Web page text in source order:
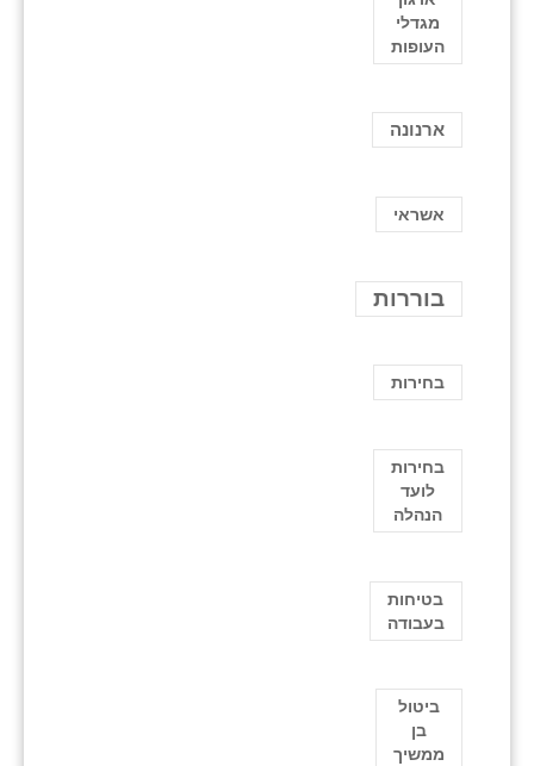
מגדלי
העופות
ארנונה
אשראי
בוררות
בחירות
בחירות
לועד
הנהלה
בטיחות
בעבודה
ביטול
בן
ממשיך